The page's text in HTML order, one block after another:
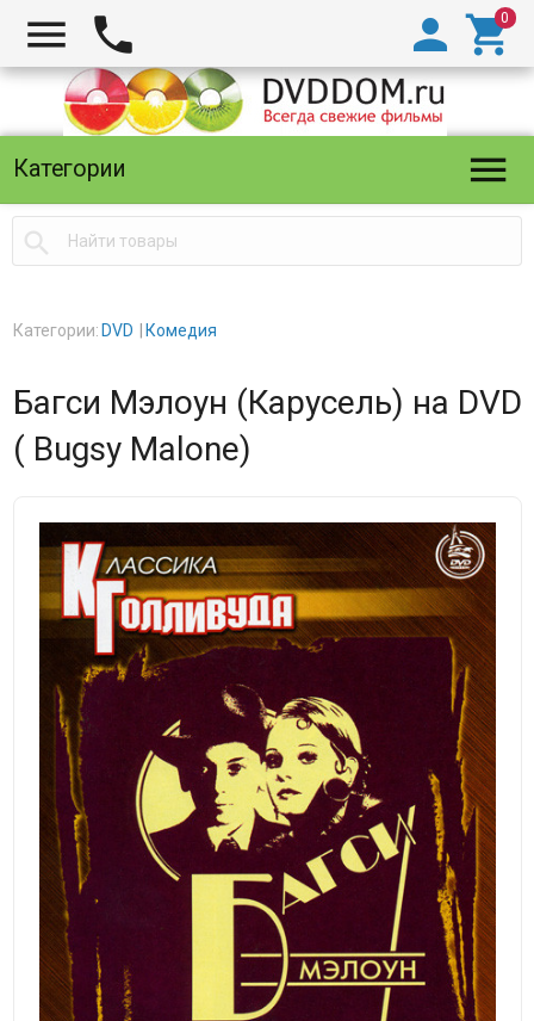
  

Категории 

Категории: DVD Комедия
Багси Мэлоун (Карусель) на DVD
( Bugsy Malone)